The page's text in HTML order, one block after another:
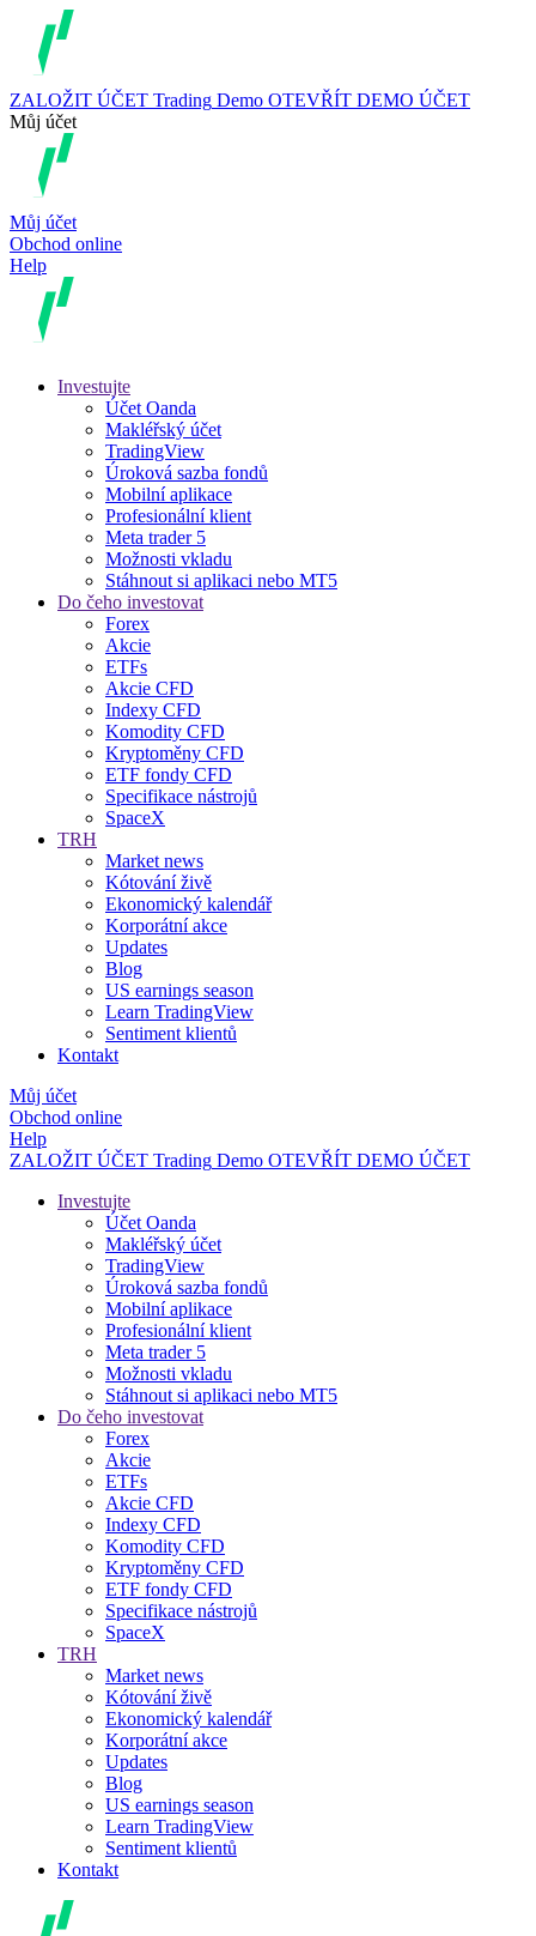
ZALOŽIT ÚČET Trading Demo OTEVŘÍT DEMO ÚČET
Můj účet
Můj účet
Obchod online
Help
Investujte
Účet Oanda
Makléřský účet
TradingView
Úroková sazba fondů
Mobilní aplikace
Profesionální klient
Meta trader 5
Možnosti vkladu
Stáhnout si aplikaci nebo MT5
Do čeho investovat
Forex
Akcie
ETFs
Akcie CFD
Indexy CFD
Komodity CFD
Kryptoměny CFD
ETF fondy CFD
Specifikace nástrojů
SpaceX
TRH
Market news
Kótování živě
Ekonomický kalendář
Korporátní akce
Updates
Blog
US earnings season
Learn TradingView
Sentiment klientů
Kontakt
Můj účet
Obchod online
Help
ZALOŽIT ÚČET Trading Demo OTEVŘÍT DEMO ÚČET
Investujte
Účet Oanda
Makléřský účet
TradingView
Úroková sazba fondů
Mobilní aplikace
Profesionální klient
Meta trader 5
Možnosti vkladu
Stáhnout si aplikaci nebo MT5
Do čeho investovat
Forex
Akcie
ETFs
Akcie CFD
Indexy CFD
Komodity CFD
Kryptoměny CFD
ETF fondy CFD
Specifikace nástrojů
SpaceX
TRH
Market news
Kótování živě
Ekonomický kalendář
Korporátní akce
Updates
Blog
US earnings season
Learn TradingView
Sentiment klientů
Kontakt